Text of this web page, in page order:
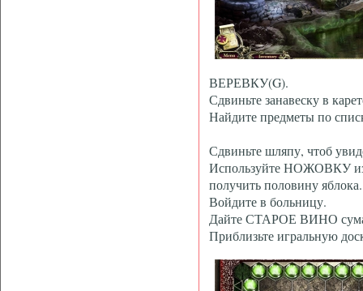
ВЕРЕВКУ(G).
Сдвиньте занавеску в
Найдите предметы по
Сдвиньте шляпу, чтоб
Используйте НОЖОВКУ из
получить половину яблока.
Войдите в больницу.
Дайте СТАРОЕ ВИНО
Приблизьте игральную